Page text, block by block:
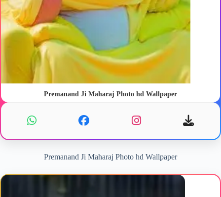
Premanand Ji Maharaj Photo hd Wallpaper
Premanand Ji Maharaj Photo hd Wallpaper